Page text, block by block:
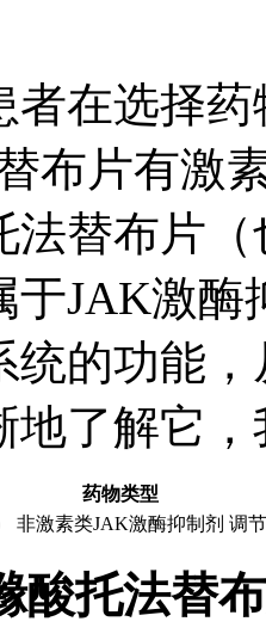
者在选择
布片有激
法替布片
于JAK激
统的功能
地了解它
药物类型
非激素类JAK激酶抑制剂 调
酸托法替